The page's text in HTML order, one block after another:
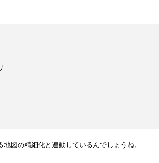
図の精細化と連動しているんでしょうね。